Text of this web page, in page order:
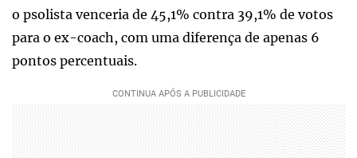
o psolista venceria de 45,1% contra 39,1% de votos
para o ex-coach, com uma diferença de apenas 6
pontos percentuais.